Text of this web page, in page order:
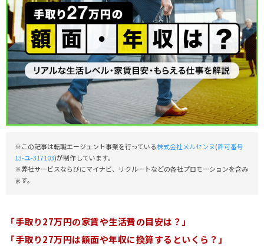
※この記事は転職エージェント事業を行っている株式会社メルセンヌ(許可番号
13-ユ-317103)が制作しています。
※弊社サービスならびにマイナビ、リクルートなどの各社プロモーションを含み
ます。
「手取り27万円の家賃や生活費の目安は？」
「手取り27万円は額面や年収に換算するといくら？」